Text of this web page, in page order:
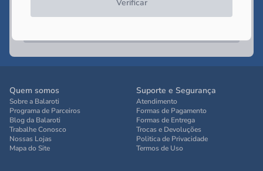
Verificar
Quem somos
Sobre a Balaroti
Programa de Parceiros
Blog da Balaroti
Trabalhe Conosco
Nossas Lojas
Mapa do Site
Suporte e Segurança
Atendimento
Formas de Pagamento
Formas de Entrega
Trocas e Devoluções
Politica de Privacidade
Termos de Uso